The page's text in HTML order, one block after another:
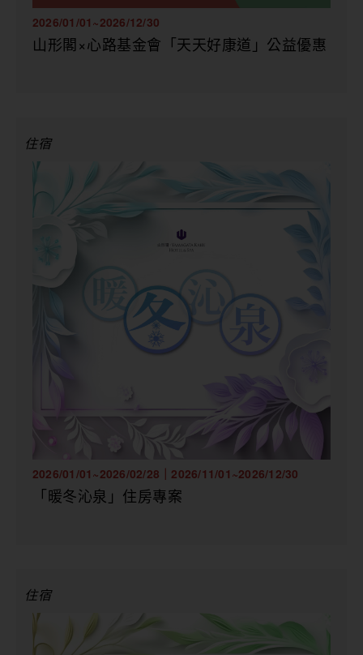
2026/01/01~2026/12/30
山形閣×心路基金會「天天好康道」公益優惠
住宿
2026/01/01~2026/02/28｜2026/11/01~2026/12/30
「暖冬沁泉」住房專案
住宿